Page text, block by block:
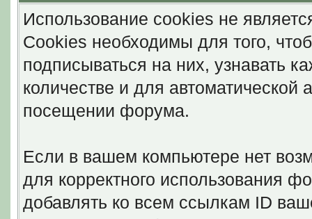
Использование cookies не
Cookies необходимы для того,
подписываться на них, узнавать
количестве и для
посещении форума.
Если в вашем компьютере нет
для корректного использования
добавлять ко всем ссылкам ID